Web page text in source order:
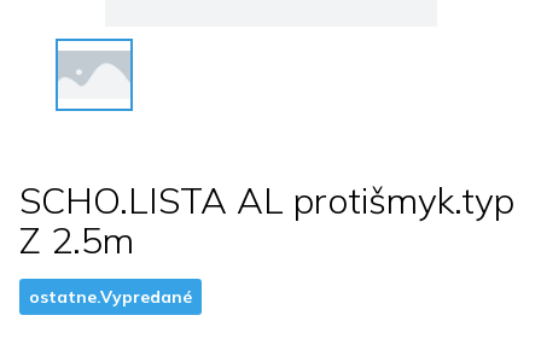
SCHO.LISTA AL protišmyk.typ
Z 2.5m
ostatne.Vypredané